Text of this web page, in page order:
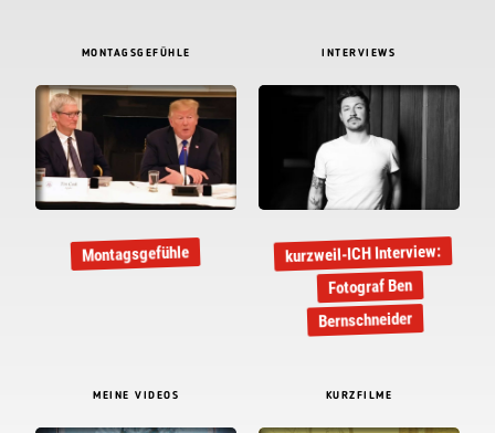
MONTAGSGEFÜHLE
Montagsgefühle
INTERVIEWS
kurzweil-ICH Interview:
Fotograf Ben
Bernschneider
MEINE VIDEOS KURZFILME